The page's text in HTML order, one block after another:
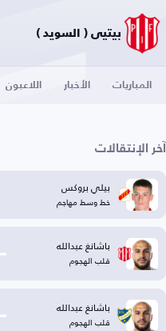
بيتيي ( السويد )
المباريات الأخبار اللاعبون
آخر الإنتقالات
بيلي بروكس
خط وسط مهاجم
باشانغ عبدالله
قلب الهجوم
باشانغ عبدالله
قلب الهجوم